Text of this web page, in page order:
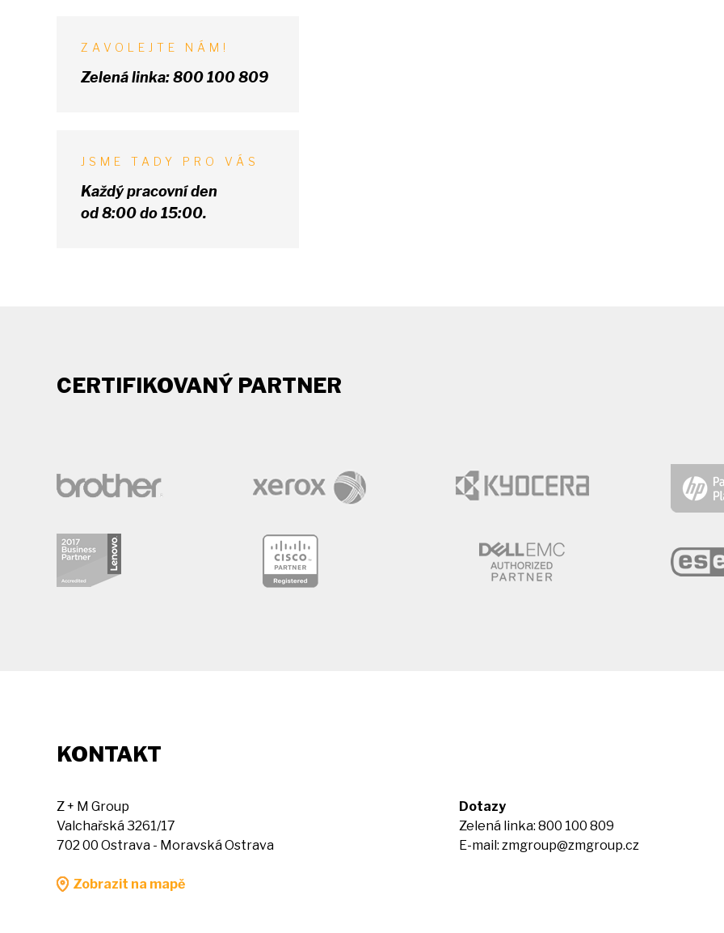
ZAVOLEJTE NÁM!
Zelená linka:800 100 809
JSME TADY PRO VÁS
Každý pracovní den
od 8:00 do 15:00.
CERTIFIKOVANÝ PARTNER
KONTAKT
Z + M Group
Valchařská 3261/17
702 00 Ostrava - Moravská Ostrava
Zobrazit na mapě
Dotazy
Zelená linka: 800 100 809
E-mail: zmgroup@zmgroup.cz